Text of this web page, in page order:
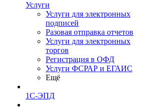
Услуги
Услуги для электронных
подписей
Разовая отправка отчетов
Услуги для электронных
торгов
Регистрация в ОФД
Услуги ФСРАР и ЕГАИС
Ещё
1С-ЭПД